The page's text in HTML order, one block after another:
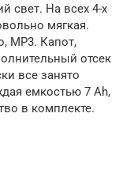
свет. На всех 4-х
мягкая.
MP3. Капот,
отсек
все занято
емкостью 7 Ah,
в комплекте.